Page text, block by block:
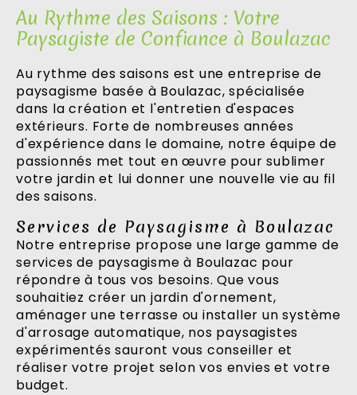
Au Rythme des Saisons : Votre
Paysagiste de Confiance à Boulazac
Au rythme des saisons est une entreprise de
paysagisme basée à Boulazac, spécialisée
dans la création et l'entretien d'espaces
extérieurs. Forte de nombreuses années
d'expérience dans le domaine, notre équipe de
passionnés met tout en œuvre pour sublimer
votre jardin et lui donner une nouvelle vie au fil
des saisons.
Services de Paysagisme à Boulazac
Notre entreprise propose une large gamme de
services de paysagisme à Boulazac pour
répondre à tous vos besoins. Que vous
souhaitiez créer un jardin d'ornement,
aménager une terrasse ou installer un système
d'arrosage automatique, nos paysagistes
expérimentés sauront vous conseiller et
réaliser votre projet selon vos envies et votre
budget.